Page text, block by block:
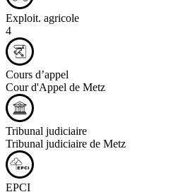
Exploit. agricole
4
Cours d’appel
Cour d'Appel de Metz
Tribunal judiciaire
Tribunal judiciaire de Metz
EPCI